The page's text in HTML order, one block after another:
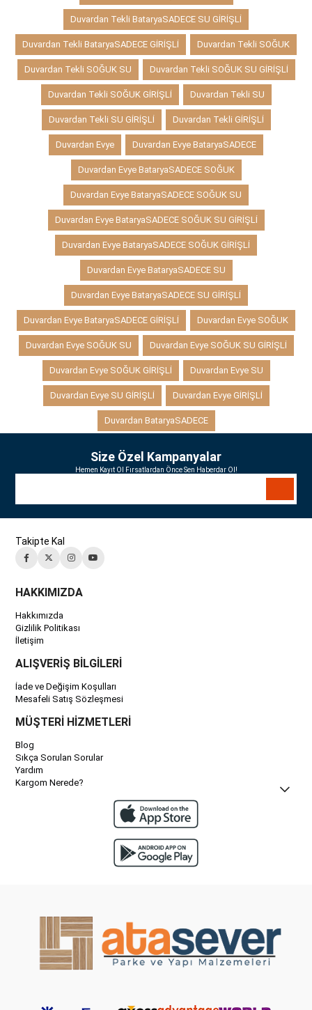
Duvardan Tekli BataryaSADECE SU GİRİŞLİ
Duvardan Tekli BataryaSADECE GİRİŞLİ Duvardan Tekli SOĞUK
Duvardan Tekli SOĞUK SU Duvardan Tekli SOĞUK SU GİRİŞLİ
Duvardan Tekli SOĞUK GİRİŞLİ Duvardan Tekli SU
Duvardan Tekli SU GİRİŞLİ Duvardan Tekli GİRİŞLİ
Duvardan Evye Duvardan Evye BataryaSADECE
Duvardan Evye BataryaSADECE SOĞUK
Duvardan Evye BataryaSADECE SOĞUK SU
Duvardan Evye BataryaSADECE SOĞUK SU GİRİŞLİ
Duvardan Evye BataryaSADECE SOĞUK GİRİŞLİ
Duvardan Evye BataryaSADECE SU
Duvardan Evye BataryaSADECE SU GİRİŞLİ
Duvardan Evye BataryaSADECE GİRİŞLİ Duvardan Evye SOĞUK
Duvardan Evye SOĞUK SU Duvardan Evye SOĞUK SU GİRİŞLİ
Duvardan Evye SOĞUK GİRİŞLİ Duvardan Evye SU
Duvardan Evye SU GİRİŞLİ Duvardan Evye GİRİŞLİ
Duvardan BataryaSADECE
Size Özel Kampanyalar
Hemen Kayıt Ol Fırsatlardan Önce Sen Haberdar Ol!
Takipte Kal
HAKKIMIZDA
Hakkımızda
Gizlilik Politikası
İletişim
ALIŞVERİŞ BİLGİLERİ
İade ve Değişim Koşulları
Mesafeli Satış Sözleşmesi
MÜŞTERİ HİZMETLERİ
Blog
Sıkça Sorulan Sorular
Yardım
Kargom Nerede?